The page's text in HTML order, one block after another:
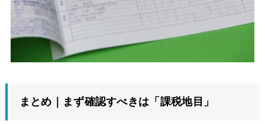
まとめ｜まず確認すべきは「課税地目」